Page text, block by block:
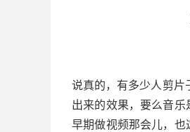
说真的，有多少人剪片
出来的效果，要么音
早期做视频那会儿，